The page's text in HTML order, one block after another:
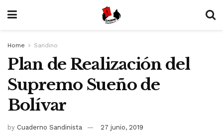
Home Sandino
Plan de Realización del
Supremo Sueño de
Bolívar
by Cuaderno Sandinista 27 junio, 2019